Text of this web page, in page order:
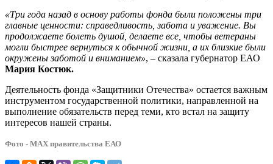
«Три года назад в основу работы фонда были положены три
главные ценности: справедливость, забота и уважение. Вы
продолжаете болеть душой, делаете все, чтобы ветераны
могли быстрее вернуться к обычной жизни, а их близкие были
окружены заботой и вниманием», – сказала губернатор ЕАО
Мария Костюк.
Деятельность фонда «Защитники Отечества» остается важным
инструментом государственной политики, направленной на
выполнение обязательств перед теми, кто встал на защиту
интересов нашей страны.
Фото - МАХ правительства ЕАО